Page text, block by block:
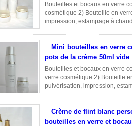
Bouteilles et bocaux en verre
cosmétique 2) Bouteille en
impression, estampage à
Mini bouteilles en verre
pots de la crème 50ml vide
Bouteilles et bocaux en verre
verre cosmétique 2) Bouteille
pulvérisation, impression,
Crème de flint blanc
bouteilles en verre et